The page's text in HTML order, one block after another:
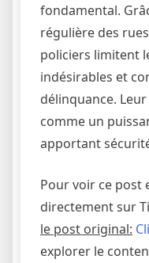
fondamental.
régulière des
policiers limitent
indésirables et
délinquance.
comme un
apportant
Pour voir ce post
directement sur
le post original:
explorer le